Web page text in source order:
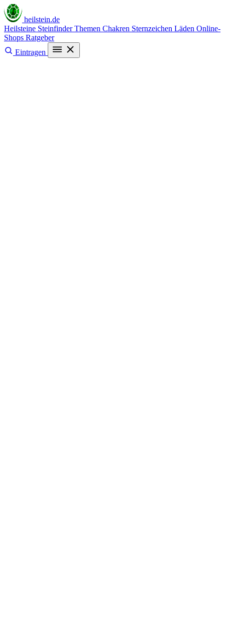
heilstein.de
Heilsteine SteinfinderThemen Chakren Sternzeichen Läden Online-
Shops Ratgeber
Eintragen